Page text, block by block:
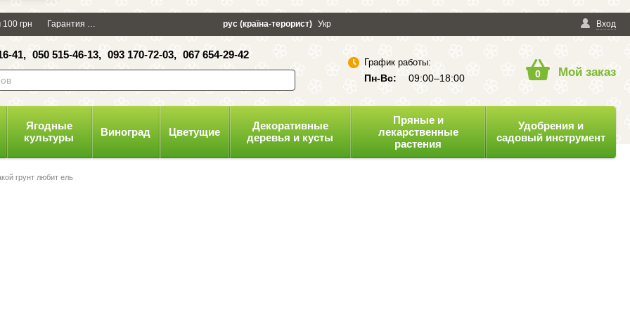
×
грн Гарантия Оплата и доставка Политика конфиденциальности Вход
рус (країна-терорист) Укр
41, 050 515-46-13, 093 170-72-03, 067 654-29-42
График работы:
Пн-Вс: 09:00–18:00 0 Мой заказ
Ягодные
культуры
Виноград Цветущие
Декоративные
деревья и кусты
Пряные и
лекарственные
растения
Удобрения и
садовый инструмент
грунт любит ель